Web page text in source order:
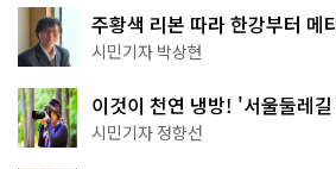
주황색 리본 따라 한강부터
서울둘레길 15코스
시민기자 박상현
이것이 천연 냉방! '서울둘레
나볼까
시민기자 정향선